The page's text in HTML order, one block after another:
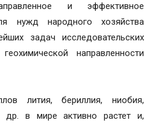
и эффективное
нужд народного хозяйства
задач исследовательских
направленности
лития, бериллия, ниобия,
др. в мире активно растет и,